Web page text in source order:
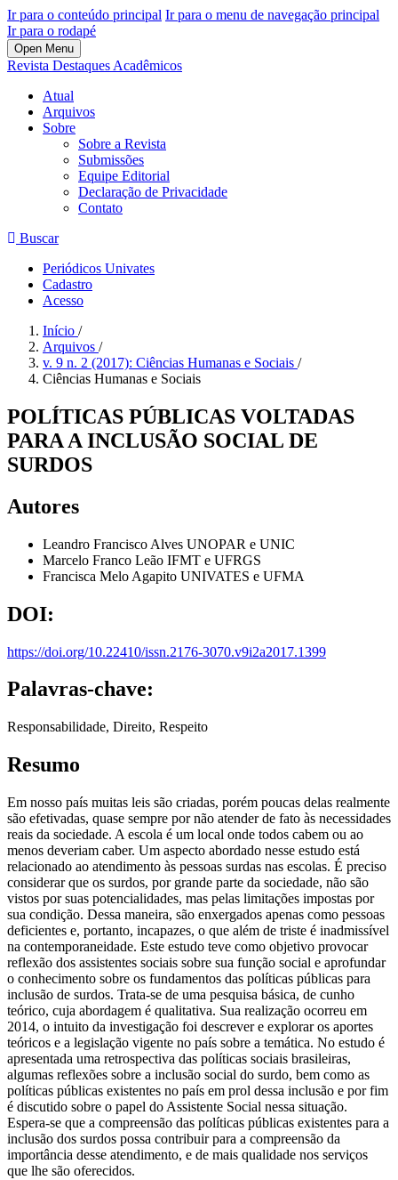
Ir para o conteúdo principal Ir para o menu de navegação principal
Ir para o rodapé
Open Menu
Revista Destaques Acadêmicos
Atual
Arquivos
Sobre
Sobre a Revista
Submissões
Equipe Editorial
Declaração de Privacidade
Contato
Buscar
Periódicos Univates
Cadastro
Acesso
Início /
Arquivos /
v. 9 n. 2 (2017): Ciências Humanas e Sociais /
Ciências Humanas e Sociais
POLÍTICAS PÚBLICAS VOLTADAS
PARA A INCLUSÃO SOCIAL DE
SURDOS
Autores
Leandro Francisco Alves UNOPAR e UNIC
Marcelo Franco Leão IFMT e UFRGS
Francisca Melo Agapito UNIVATES e UFMA
DOI:
https://doi.org/10.22410/issn.2176-3070.v9i2a2017.1399
Palavras-chave:
Responsabilidade, Direito, Respeito
Resumo
Em nosso país muitas leis são criadas, porém poucas delas realmente
são efetivadas, quase sempre por não atender de fato às necessidades
reais da sociedade. A escola é um local onde todos cabem ou ao
menos deveriam caber. Um aspecto abordado nesse estudo está
relacionado ao atendimento às pessoas surdas nas escolas. É preciso
considerar que os surdos, por grande parte da sociedade, não são
vistos por suas potencialidades, mas pelas limitações impostas por
sua condição. Dessa maneira, são enxergados apenas como pessoas
deficientes e, portanto, incapazes, o que além de triste é inadmissível
na contemporaneidade. Este estudo teve como objetivo provocar
reflexão dos assistentes sociais sobre sua função social e aprofundar
o conhecimento sobre os fundamentos das políticas públicas para
inclusão de surdos. Trata-se de uma pesquisa básica, de cunho
teórico, cuja abordagem é qualitativa. Sua realização ocorreu em
2014, o intuito da investigação foi descrever e explorar os aportes
teóricos e a legislação vigente no país sobre a temática. No estudo é
apresentada uma retrospectiva das políticas sociais brasileiras,
algumas reflexões sobre a inclusão social do surdo, bem como as
políticas públicas existentes no país em prol dessa inclusão e por fim
é discutido sobre o papel do Assistente Social nessa situação.
Espera-se que a compreensão das políticas públicas existentes para a
inclusão dos surdos possa contribuir para a compreensão da
importância desse atendimento, e de mais qualidade nos serviços
que lhe são oferecidos.